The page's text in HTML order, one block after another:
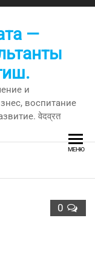
—
и
воспитание
वेदव्रत
МЕНЮ
0